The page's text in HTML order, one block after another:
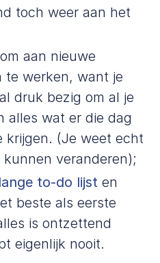
toch weer aan het
om aan nieuwe
te werken, want je
druk bezig om al je
alles wat er die dag
krijgen. (Je weet echt
veranderen);
lange to-do lijst en
beste als eerste
is ontzettend
eigenlijk nooit.